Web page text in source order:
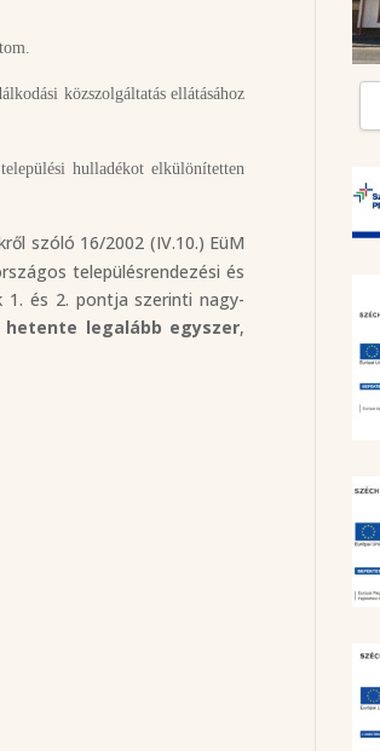
közszolgáltatás ellátásához
hulladékot elkülönítetten
szóló 16/2002 (IV.10.) EüM
településrendezési és
1. és 2. pontja szerinti nagy-
legalább egyszer,